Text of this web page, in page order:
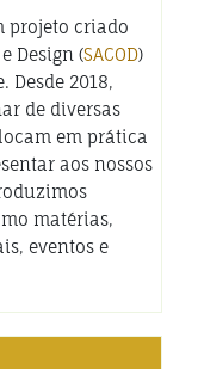
projeto criado
Design (SACOD)
Desde 2018,
de diversas
em prática
aos nossos
matérias,
eventos e